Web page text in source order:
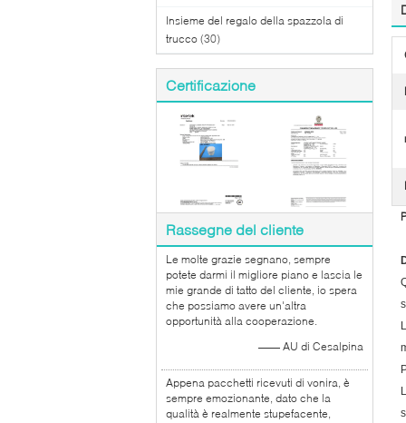
Insieme del regalo della spazzola di
trucco (30)
Certificazione
Rassegne del cliente
Le molte grazie segnano, sempre
potete darmi il migliore piano e lascia le
mie grande di tatto del cliente, io spera
che possiamo avere un'altra
opportunità alla cooperazione.
—— AU di Cesalpina
Appena pacchetti ricevuti di vonira, è
sempre emozionante, dato che la
qualità è realmente stupefacente,